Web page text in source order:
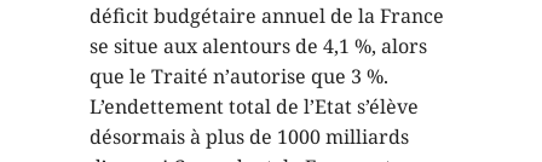
déficit budgétaire annuel de la France
se situe aux alentours de 4,1 %, alors
que le Traité n’autorise que 3 %.
L’endettement total de l’Etat s’élève
désormais à plus de 1000 milliards